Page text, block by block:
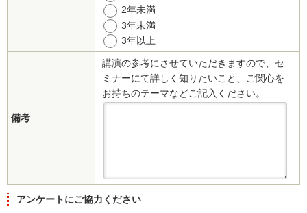
2年未満
3年未満
3年以上
備考
講演の参考にさせていただきますので、セ
ミナーにて詳しく知りたいこと、ご関心を
お持ちのテーマなどご記入ください。
アンケートにご協力ください